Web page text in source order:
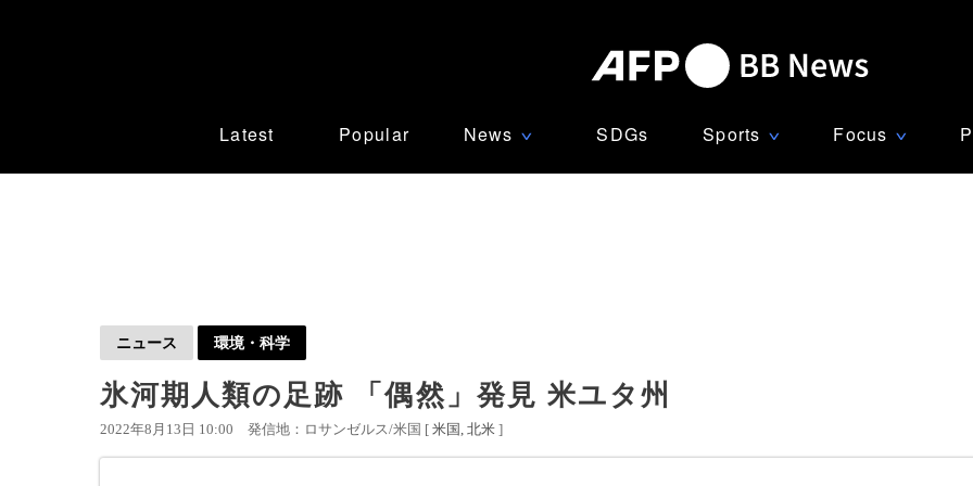
Latest Popular News ∨ SDGs Sports ∨ Focus ∨
ニュース 環境・科学
氷河期人類の足跡 「偶然」発見 米ユタ州
2022年8月13日 10:00 発信地：ロサンゼルス/米国 [ 米国 北米 ]